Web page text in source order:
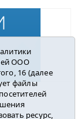
ООО
16 (далее
файлы
ресурс,